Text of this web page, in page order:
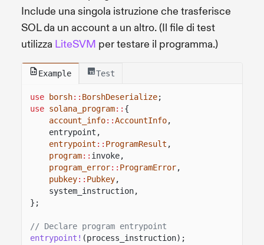
Include una singola istruzione che trasferisce
SOL da un account a un altro. (Il file di test
utilizza LiteSVM per testare il programma.)
Example Test
use borsh:: BorshDeserialize;
use solana_program:: {
account_info::AccountInfo,
entrypoint,
entrypoint :: ProgramResult ,
program:: invoke,
program_error:: ProgramError,
pubkey:: Pubkey,
system_instruction,
};
// Declare program entrypoint
entrypoint! (process_instruction);